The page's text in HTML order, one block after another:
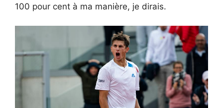
100 pour cent à ma manière, je dirais.